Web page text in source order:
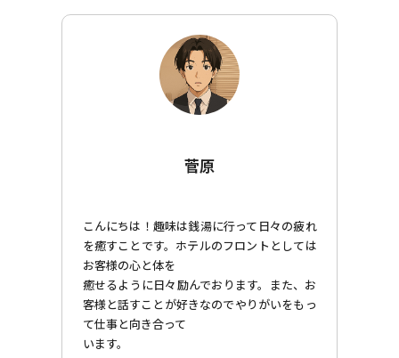
菅原
こんにちは！趣味は銭湯に行って日々の疲れ
を癒すことです。ホテルのフロントとしては
お客様の心と体を
癒せるように日々励んでおります。また、お
客様と話すことが好きなのでやりがいをもっ
て仕事と向き合って
います。